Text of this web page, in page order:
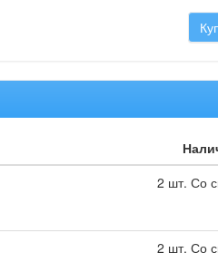
2 шт. Со
2 шт. Со